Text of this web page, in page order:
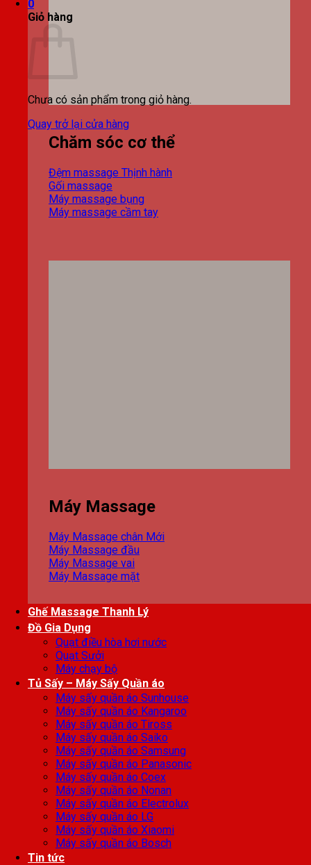
0
Giỏ hàng
Chưa có sản phẩm trong giỏ hàng.
Quay trở lại cửa hàng
Chăm sóc cơ thể
Đệm massage
Gối massage
Máy massage bụng
Máy massage cầm tay
Máy Massage
Máy Massage chân
Máy Massage đầu
Máy Massage vai
Máy Massage mặt
Ghế Massage Thanh Lý
Đồ Gia Dụng
Quạt điều hòa hơi nước
Quạt Sưởi
Máy chạy bộ
Tủ Sấy – Máy Sấy Quần áo
Máy sấy quần áo Sunhouse
Máy sấy quần áo Kangaroo
Máy sấy quần áo Tiross
Máy sấy quần áo Saiko
Máy sấy quần áo Samsung
Máy sấy quần áo Panasonic
Máy sấy quần áo Coex
Máy sấy quần áo Nonan
Máy sấy quần áo Electrolux
Máy sấy quần áo LG
Máy sấy quần áo Xiaomi
Máy sấy quần áo Bosch
Tin tức